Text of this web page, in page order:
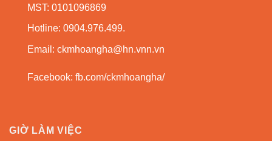
MST: 0101096869
Hotline: 0904.976.499.
Email: ckmhoangha@hn.vnn.vn
Facebook: fb.com/ckmhoangha/
GIỜ LÀM VIỆC